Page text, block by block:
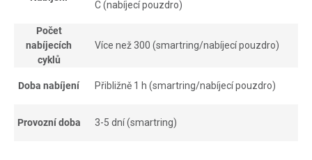
C (nabíjecí pouzdro)
Počet
nabíjecích
cyklů
Více než 300 (smartring/nabíjecí pouzdro)
Doba nabíjení Přibližně 1 h (smartring/nabíjecí pouzdro)
Provozní doba 3-5 dní (smartring)